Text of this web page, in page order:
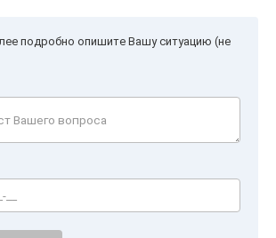
подробно опишите Вашу ситуацию (не